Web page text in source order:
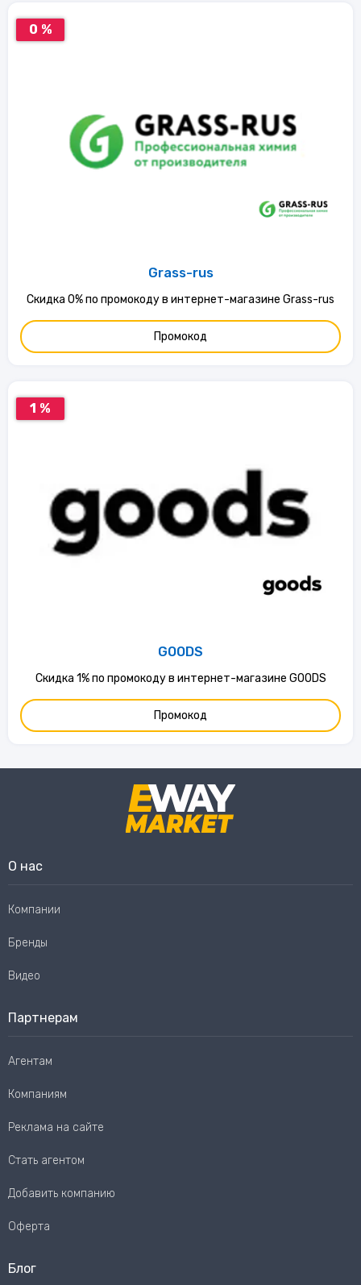
0 %
Grass-rus
Скидка 0% по промокоду в интернет-магазине Grass-rus
Промокод
1 %
GOODS
Скидка 1% по промокоду в интернет-магазине GOODS
Промокод
О нас
Компании
Бренды
Видео
Партнерам
Агентам
Компаниям
Реклама на сайте
Стать агентом
Добавить компанию
Оферта
Блог